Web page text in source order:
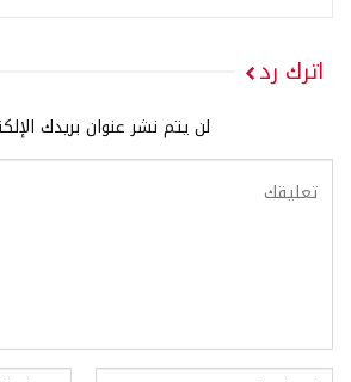
اترك رد
لن يتم نشر عنوان بريدك